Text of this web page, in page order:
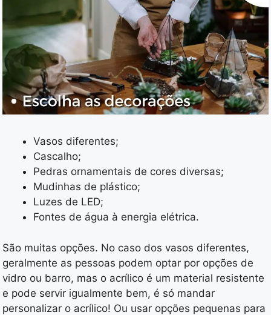
Vasos diferentes;
Cascalho;
Pedras ornamentais de cores diversas;
Mudinhas de plástico;
Luzes de LED;
Fontes de água à energia elétrica.
São muitas opções. No caso dos vasos diferentes,
geralmente as pessoas podem optar por opções de
vidro ou barro, mas o acrílico é um material resistente
e pode servir igualmente bem, é só mandar
personalizar o acrílico! Ou usar opções pequenas para